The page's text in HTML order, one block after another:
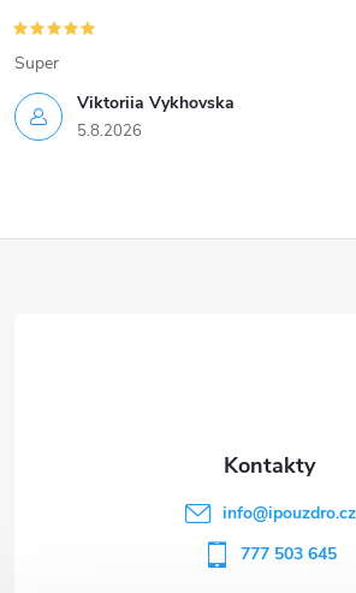
Viktoriia Vykhovska
5.8.2026
Super
info@ipouzdro.cz
777 503 645